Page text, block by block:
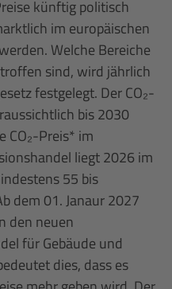
künftig politisch
im europäischen
Welche Bereiche
sind, wird jährlich
festgelegt. Der CO₂-
bis 2030
CO₂-Preis* im
liegt 2026 im
55 bis
dem 01. Janaur 2027
den neuen
für Gebäude und
dies, dass es